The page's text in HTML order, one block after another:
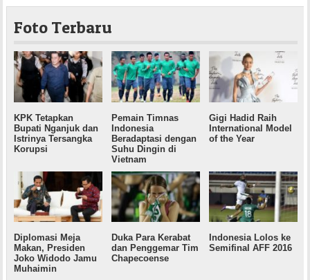
Foto Terbaru
KPK Tetapkan
Bupati Nganjuk dan
Istrinya Tersangka
Korupsi
Pemain Timnas
Indonesia
Beradaptasi dengan
Suhu Dingin di
Vietnam
Gigi Hadid Raih
International Model
of the Year
Diplomasi Meja
Makan, Presiden
Joko Widodo Jamu
Muhaimin
Duka Para Kerabat
dan Penggemar Tim
Chapecoense
Indonesia Lolos ke
Semifinal AFF 2016